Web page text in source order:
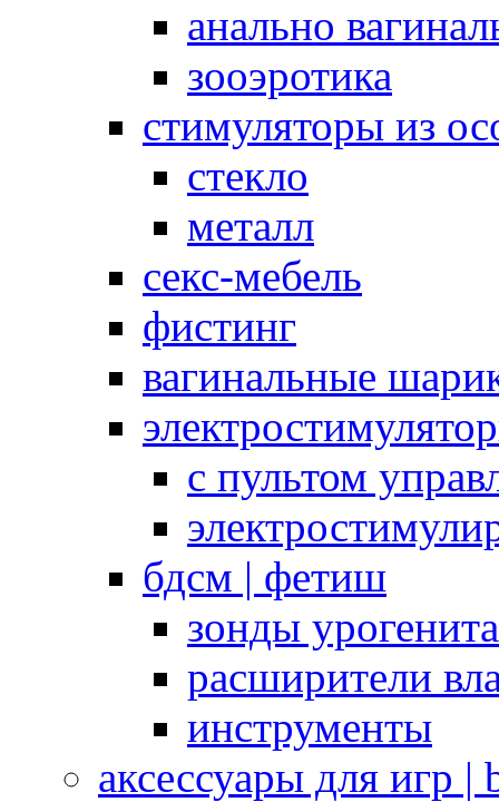
анально
зооэротика
стимуляторы из
стекло
металл
секс-мебель
фистинг
вагинальные
с пультом
бдсм | фетиш
зонды
расширители
инструменты
аксессуары для игр |